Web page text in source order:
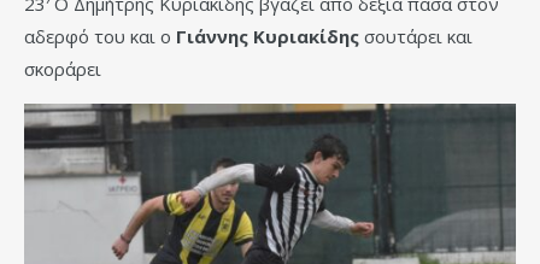
αδερφό του και ο Γιάννης Κυριακίδης σουτάρει και
σκοράρει